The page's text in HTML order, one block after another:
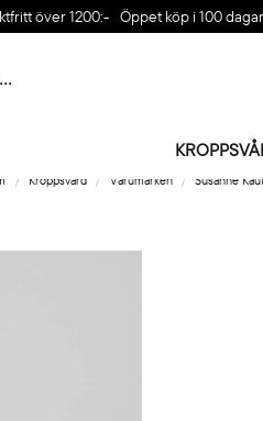
över 1200:- Öppet köp i 100
Kroppsvård Varumärken Susanne